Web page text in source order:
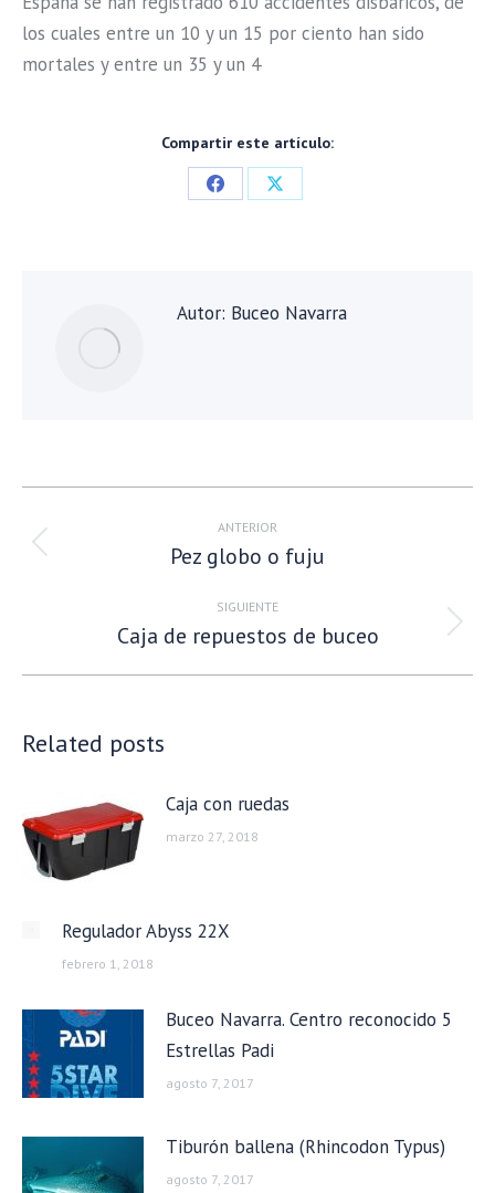
los cuales entre un 10 y un 15 por ciento han sido
mortales y entre un 35 y un 4
Compartir este artículo:
Share
Share
Autor: Buceo Navarra
Navegación
entre
publicaciones
ANTERIOR
Publicación
Pez globo o fuju
SIGUIENTE
Publicación
Caja de repuestos de buceo
Related posts
Caja con ruedas
marzo 27, 2018
Regulador Abyss 22X
febrero 1, 2018
Buceo Navarra. Centro reconocido 5
Estrellas Padi
agosto 7, 2017
Tiburón ballena (Rhincodon Typus)
agosto 7, 2017